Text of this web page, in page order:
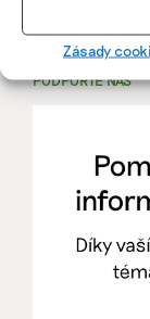
Zásady
PODPOŘTE NÁS